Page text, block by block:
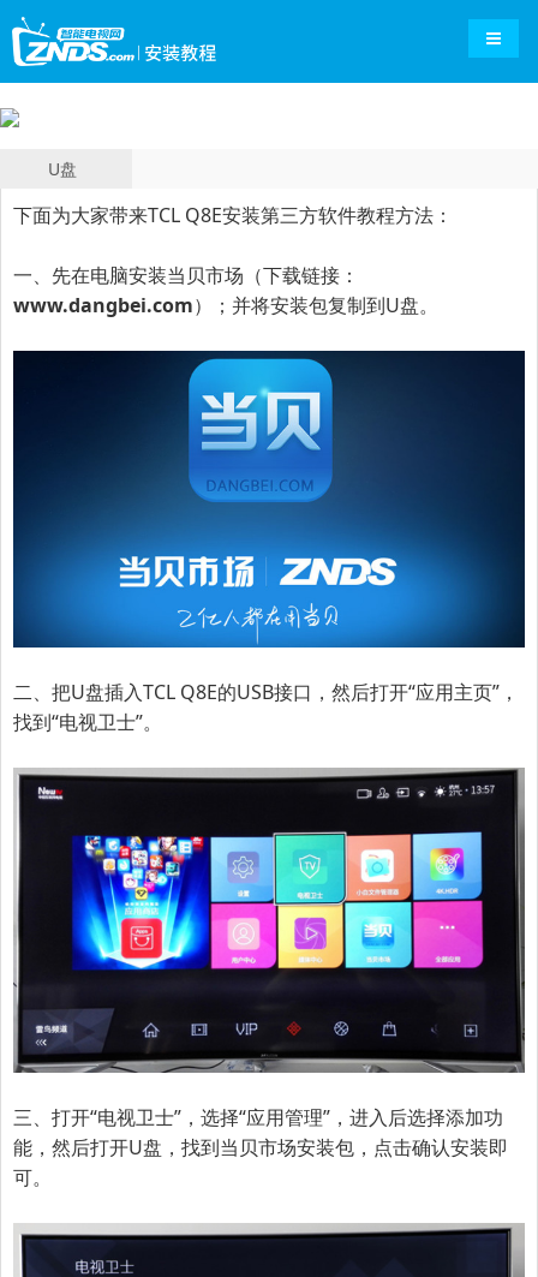
导航
U盘
下面为大家带来TCL Q8E安装第三方软件教程方法：
一、先在电脑安装当贝市场（下载链接：
www.dangbei.com）；并将安装包复制到U盘。
二、把U盘插入TCL Q8E的USB接口，然后打开“应用主页”，
找到“电视卫士”。
三、打开“电视卫士”，选择“应用管理”，进入后选择添加功
能，然后打开U盘，找到当贝市场安装包，点击确认安装即
可。